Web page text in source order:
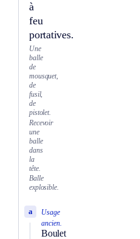
à
feu
portatives.
Une
balle
de
mousquet,
de
fusil,
de
pistolet.
Recevoir
une
balle
dans
la
tête.
Balle
explosible.
Usage
ancien.
Boulet
a